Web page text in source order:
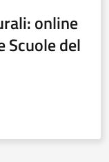
online
Scuole del